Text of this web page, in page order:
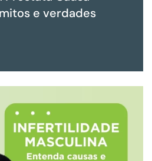
e verdades